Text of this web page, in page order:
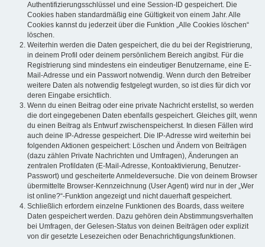
Authentifizierungsschlüssel und eine Session-ID gespeichert. Die
Cookies haben standardmäßig eine Gültigkeit von einem Jahr. Alle
Cookies kannst du jederzeit über die Funktion „Alle Cookies löschen“
löschen.
Weiterhin werden die Daten gespeichert, die du bei der Registrierung,
in deinem Profil oder deinem persönlichem Bereich angibst. Für die
Registrierung sind mindestens ein eindeutiger Benutzername, eine E-
Mail-Adresse und ein Passwort notwendig. Wenn durch den Betreiber
weitere Daten als notwendig festgelegt wurden, so ist dies für dich vor
deren Eingabe ersichtlich.
Wenn du einen Beitrag oder eine private Nachricht erstellst, so werden
die dort eingegebenen Daten ebenfalls gespeichert. Gleiches gilt, wenn
du einen Beitrag als Entwurf zwischenspeicherst. In diesen Fällen wird
auch deine IP-Adresse gespeichert. Die IP-Adresse wird weiterhin bei
folgenden Aktionen gespeichert: Löschen und Ändern von Beiträgen
(dazu zählen Private Nachrichten und Umfragen), Änderungen an
zentralen Profildaten (E-Mail-Adresse, Kontoaktivierung, Benutzer-
Passwort) und gescheiterte Anmeldeversuche. Die von deinem Browser
übermittelte Browser-Kennzeichnung (User Agent) wird nur in der „Wer
ist online?“-Funktion angezeigt und nicht dauerhaft gespeichert.
Schließlich erfordern einzelne Funktionen des Boards, dass weitere
Daten gespeichert werden. Dazu gehören dein Abstimmungsverhalten
bei Umfragen, der Gelesen-Status von deinen Beiträgen oder explizit
von dir gesetzte Lesezeichen oder Benachrichtigungsfunktionen.